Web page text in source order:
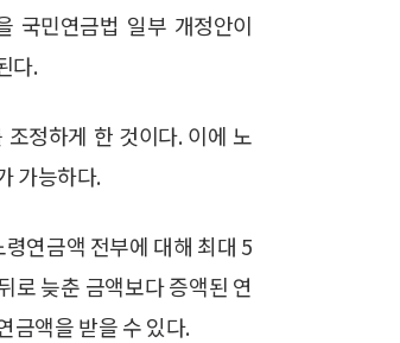
국민연금법 일부 개정안이
다.
정하게 한 것이다. 이에 노
가능하다.
연금액 전부에 대해 최대 5
로 늦춘 금액보다 증액된 연
금액을 받을 수 있다.